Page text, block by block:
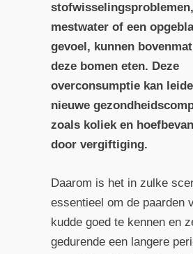
mestwater of een
gevoel, kunnen
deze bomen eten. Deze
overconsumptie kan
nieuwe
zoals koliek en
door vergiftiging.
Daarom is het in zulke
essentieel om de paarden
kudde goed te kennen en
gedurende een langere